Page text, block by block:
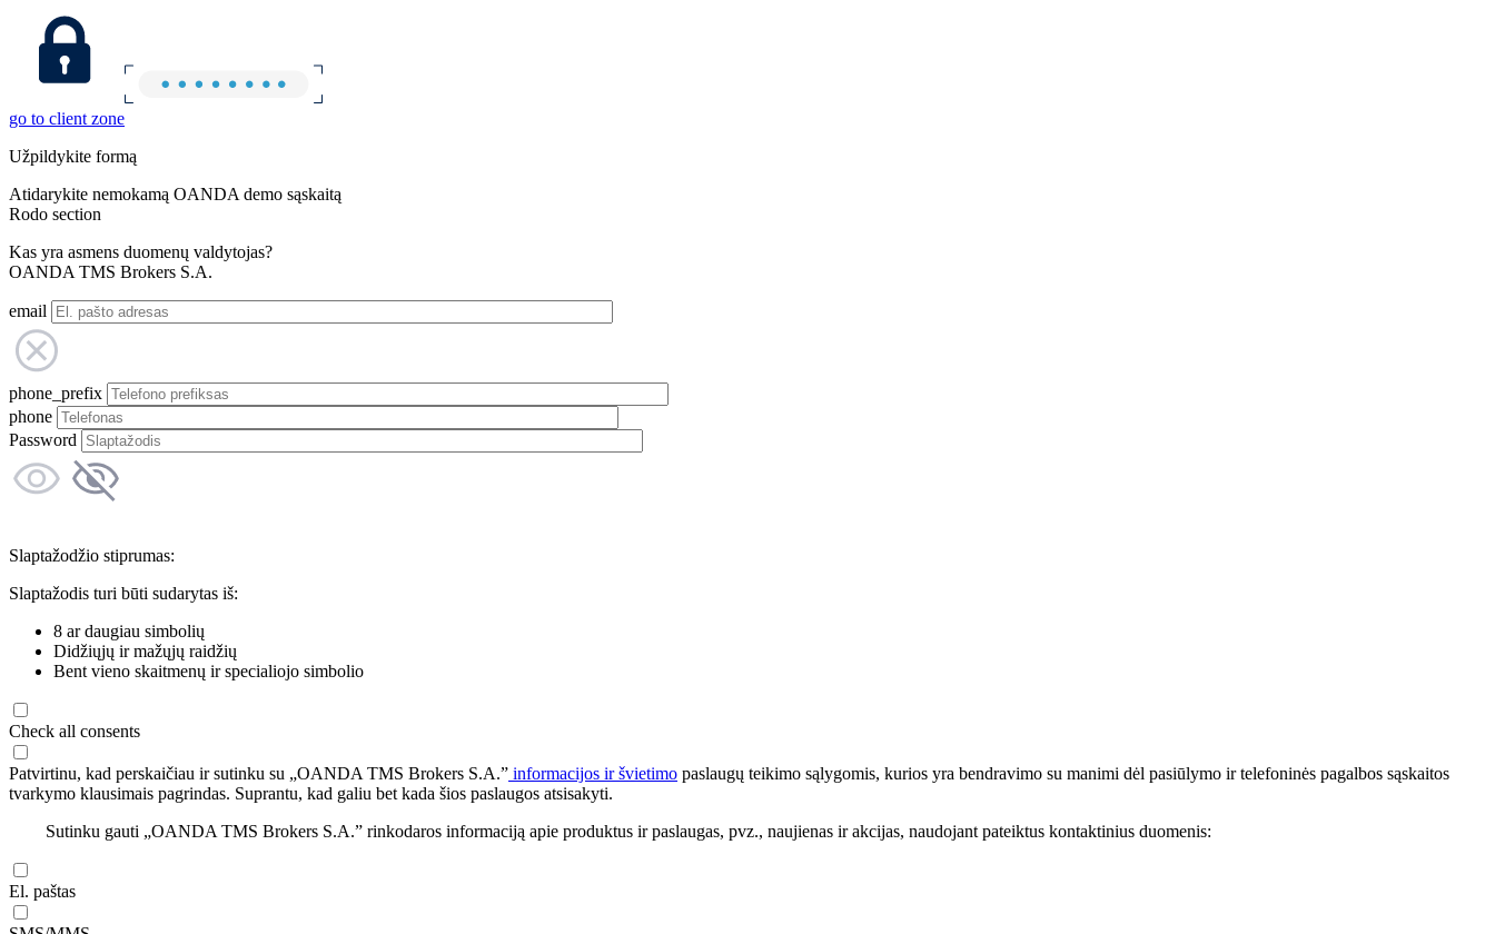
go to client zone
Užpildykite formą
Atidarykite nemokamą OANDA demo sąskaitą
Rodo section
Kas yra asmens duomenų valdytojas?
OANDA TMS Brokers S.A.
email
phone_prefix
phone
Password
Slaptažodžio stiprumas:
Slaptažodis turi būti sudarytas iš:
8 ar daugiau simbolių
Didžiųjų ir mažųjų raidžių
Bent vieno skaitmenų ir specialiojo simbolio
Check all consents
Patvirtinu, kad perskaičiau ir sutinku su „OANDA TMS Brokers S.A.” informacijos ir švietimo paslaugų teikimo sąlygomis, kurios yra bendravimo su manimi dėl pasiūlymo ir telefoninės pagalbos sąskaitos
tvarkymo klausimais pagrindas. Suprantu, kad galiu bet kada šios paslaugos atsisakyti.
Sutinku gauti „OANDA TMS Brokers S.A.” rinkodaros informaciją apie produktus ir paslaugas, pvz., naujienas ir akcijas, naudojant pateiktus kontaktinius duomenis:
El. paštas